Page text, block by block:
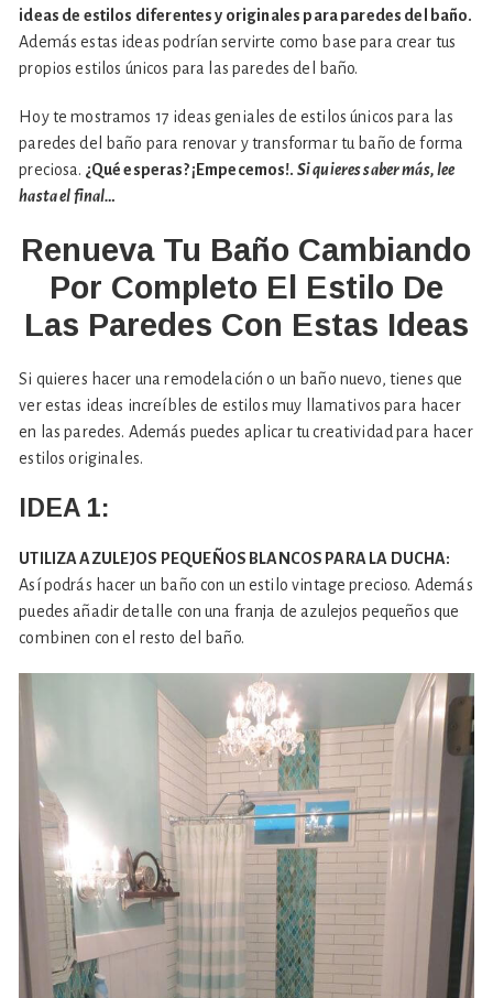
ideas de estilos diferentes y originales para paredes del baño.
Además estas ideas podrían servirte como base para crear tus
propios estilos únicos para las paredes del baño.
Hoy te mostramos 17 ideas geniales de estilos únicos para las
paredes del baño para renovar y transformar tu baño de forma
preciosa. ¿Qué esperas? ¡Empecemos!. Si quieres saber más, lee
hasta el final…
Renueva Tu Baño Cambiando
Por Completo El Estilo De
Las Paredes Con Estas Ideas
Si quieres hacer una remodelación o un baño nuevo, tienes que
ver estas ideas increíbles de estilos muy llamativos para hacer
en las paredes. Además puedes aplicar tu creatividad para hacer
estilos originales.
IDEA 1:
UTILIZA AZULEJOS PEQUEÑOS BLANCOS PARA LA DUCHA:
Así podrás hacer un baño con un estilo vintage precioso. Además
puedes añadir detalle con una franja de azulejos pequeños que
combinen con el resto del baño.